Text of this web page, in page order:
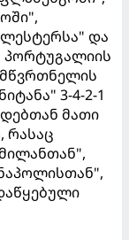
და
პორტუგალიის
3-4-2-1
მათი
რასაც